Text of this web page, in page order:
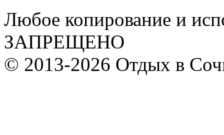
Любое копирование и
ЗАПРЕЩЕНО
© 2013-2026 Отдых в